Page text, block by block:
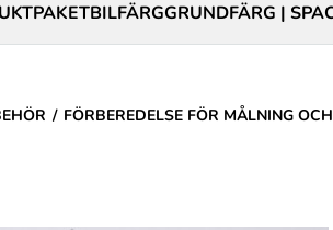
BILFÄRGGRUNDFÄRG |
FÖRBEREDELSE FÖR MÅLNING